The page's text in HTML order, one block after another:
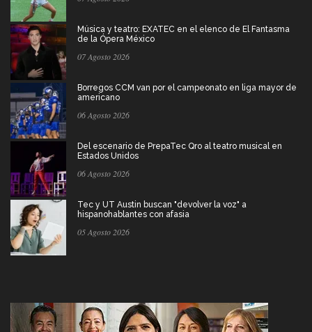
Música y teatro: EXATEC en el elenco de El Fantasma
de la Ópera México
07 Agosto 2026
Borregos CCM van por el campeonato en liga mayor de
americano
06 Agosto 2026
Del escenario de PrepaTec Qro al teatro musical en
Estados Unidos
06 Agosto 2026
Tec y UT Austin buscan "devolver la voz" a
hispanohablantes con afasia
05 Agosto 2026